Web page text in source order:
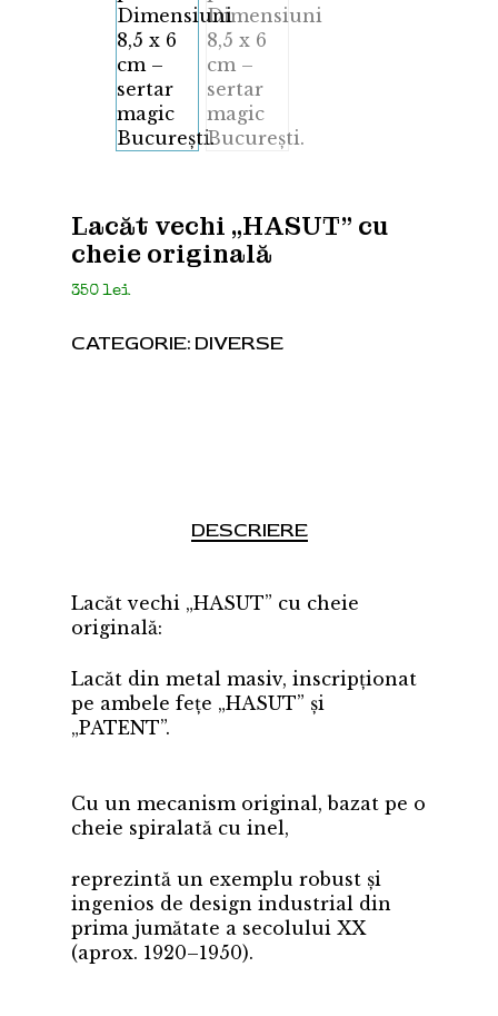
Lacăt vechi „HASUT” cu
cheie originală
350lei
CATEGORIE:DIVERSE
DESCRIERE
Lacăt vechi „HASUT” cu cheie
originală:
Lacăt din metal masiv, inscripționat
pe ambele fețe „HASUT” și
„PATENT”.
Cu un mecanism original, bazat pe o
cheie spiralată cu inel,
reprezintă un exemplu robust și
ingenios de design industrial din
prima jumătate a secolului XX
(aprox. 1920–1950).